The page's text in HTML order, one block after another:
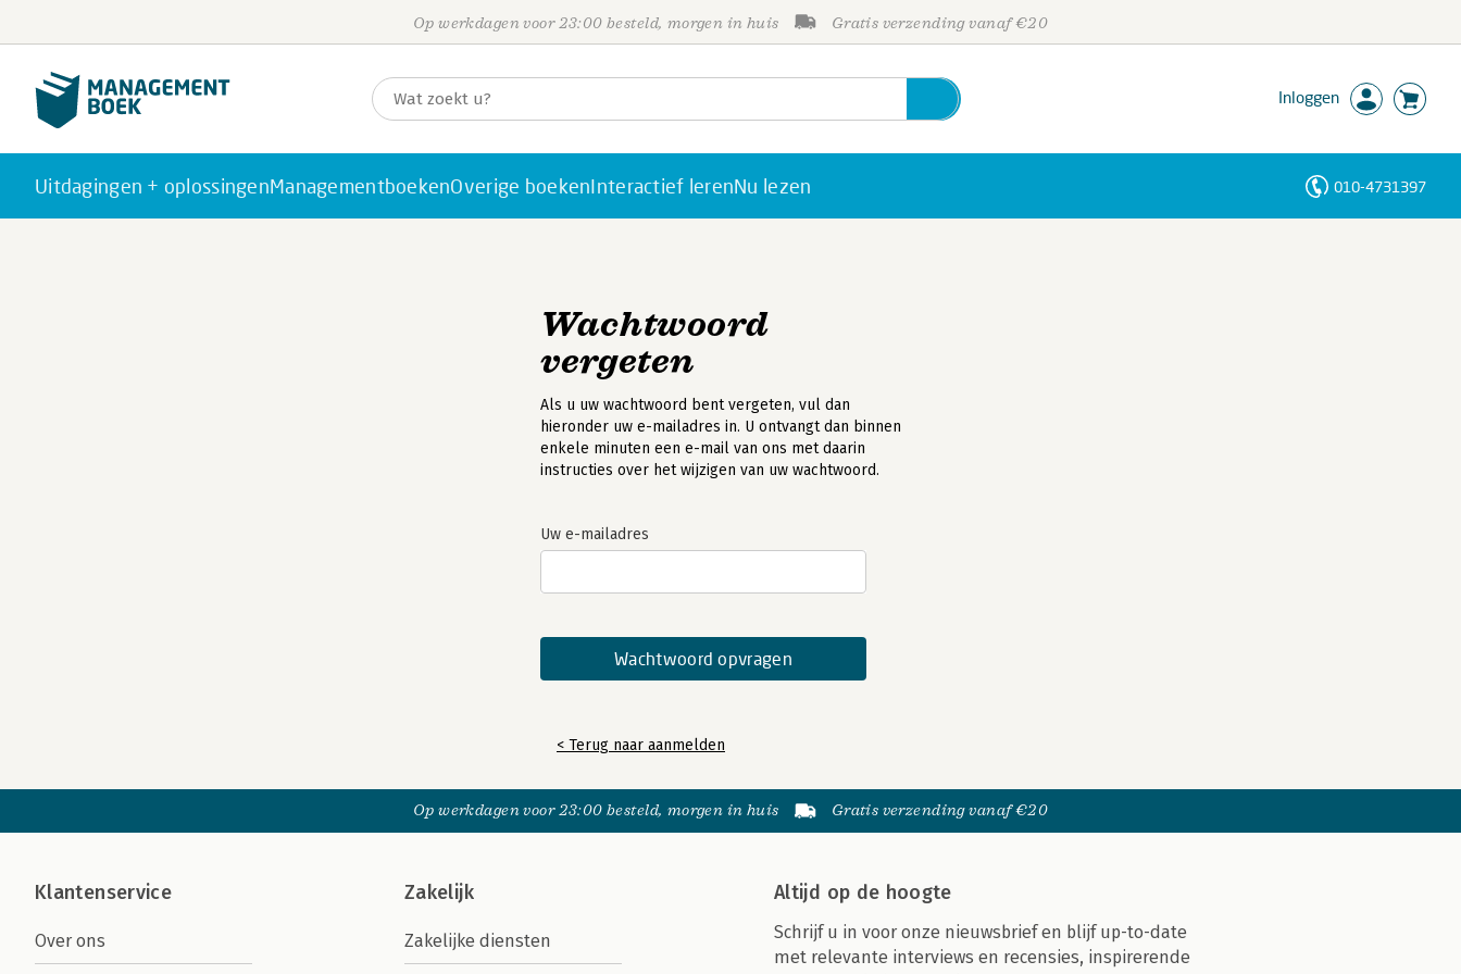
Op werkdagen voor 23:00 besteld, morgen in huis Gratis verzending vanaf €20
Inloggen
Uitdagingen + oplossingenManagementboekenOverige boekenInteractief lerenNu lezen 010-4731397
Wachtwoord
vergeten
Als u uw wachtwoord bent vergeten, vul dan
hieronder uw e-mailadres in. U ontvangt dan binnen
enkele minuten een e-mail van ons met daarin
instructies over het wijzigen van uw wachtwoord.
Uw e-mailadres
< Terug naar aanmelden
Op werkdagen voor 23:00 besteld, morgen in huis Gratis verzending vanaf €20
Klantenservice
Over ons
Zakelijk
Zakelijke diensten
Altijd op de hoogte
Schrijf u in voor onze nieuwsbrief en blijf up-to-date
met relevante interviews en recensies, inspirerende
Personen